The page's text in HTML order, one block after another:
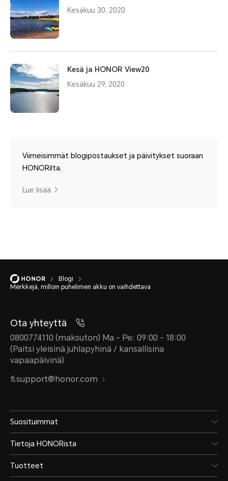
Kesäkuu 30, 2020
Kesä ja HONOR View20
Kesäkuu 29, 2020
Viimeisimmät blogipostaukset ja päivitykset suoraan
HONORilta.
Lue lisää
Blogi
Merkkejä, milloin puhelimen akku on vaihdettava
Ota yhteyttä
0800774110 (maksuton) Ma - Pe: 09:00 - 18:00
(Paitsi yleisinä juhlapyhinä / kansallisina
vapaapäivinä)
fi.support@honor.com
Suosituimmat
Tietoja HONORista
Tuotteet